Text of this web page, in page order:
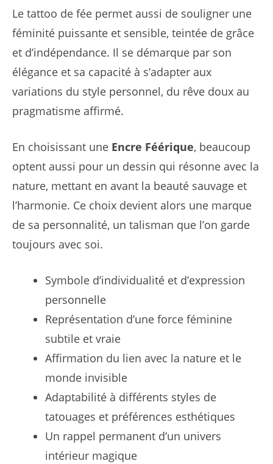
Le tattoo de fée permet aussi de souligner une
féminité puissante et sensible, teintée de grâce
et d’indépendance. Il se démarque par son
élégance et sa capacité à s’adapter aux
variations du style personnel, du rêve doux au
pragmatisme affirmé.
En choisissant une Encre Féérique, beaucoup
optent aussi pour un dessin qui résonne avec la
nature, mettant en avant la beauté sauvage et
l’harmonie. Ce choix devient alors une marque
de sa personnalité, un talisman que l’on garde
toujours avec soi.
Symbole d’individualité et d’expression
personnelle
Représentation d’une force féminine
subtile et vraie
Affirmation du lien avec la nature et le
monde invisible
Adaptabilité à différents styles de
tatouages et préférences esthétiques
Un rappel permanent d’un univers
intérieur magique